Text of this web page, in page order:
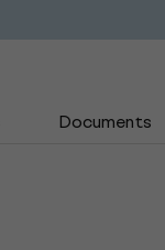
Documents